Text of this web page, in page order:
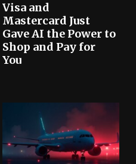
Visa and
Mastercard Just
Gave AI the Power to
Shop and Pay for
You